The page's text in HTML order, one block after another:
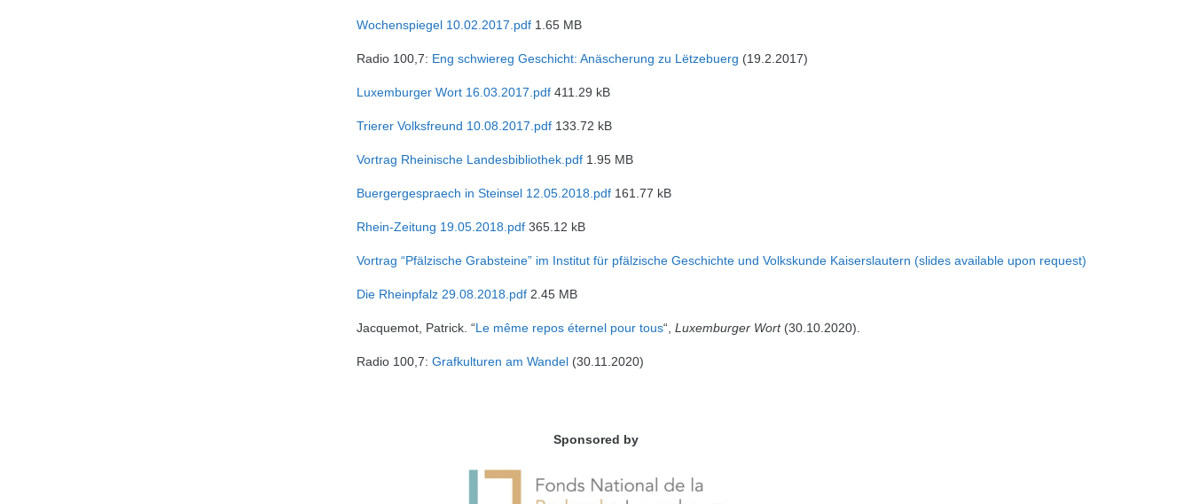
Wochenspiegel 10.02.2017.pdf 1.65 MB
Radio 100,7: Eng schwiereg Geschicht: Anäscherung zu Lëtzebuerg (19.2.2017)
Luxemburger Wort 16.03.2017.pdf 411.29 kB
Trierer Volksfreund 10.08.2017.pdf 133.72 kB
Vortrag Rheinische Landesbibliothek.pdf 1.95 MB
Buergergespraech in Steinsel 12.05.2018.pdf 161.77 kB
Rhein-Zeitung 19.05.2018.pdf 365.12 kB
Vortrag “Pfälzische Grabsteine” im Institut für pfälzische Geschichte und Volkskunde Kaiserslautern (slides available upon request)
Die Rheinpfalz 29.08.2018.pdf 2.45 MB
Jacquemot, Patrick. “Le même repos éternel pour tous“, Luxemburger Wort(30.10.2020).
Radio 100,7: Grafkulturen am Wandel (30.11.2020)
Sponsored by